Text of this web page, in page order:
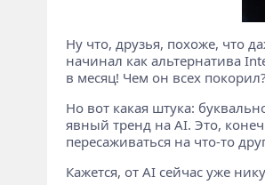
Ну что, друзья, похоже, что
начинал как альтернатива
в месяц! Чем он всех
Но вот какая штука:
явный тренд на AI. Это,
пересаживаться на что-то
Кажется, от AI сейчас уже